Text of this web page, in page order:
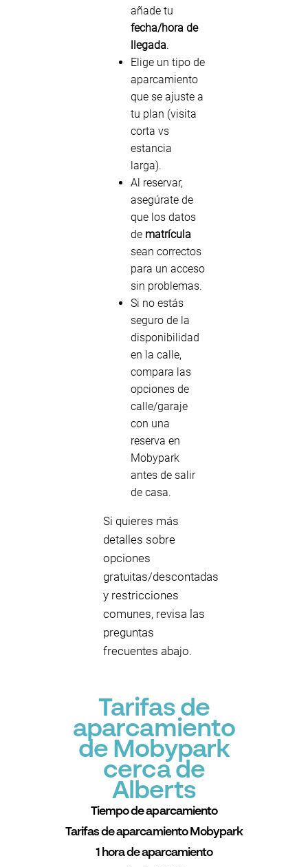
añade tu
fecha/hora de
llegada.
Elige un tipo de
aparcamiento
que se ajuste a
tu plan (visita
corta vs
estancia
larga).
Al reservar,
asegúrate de
que los datos
de matrícula
sean correctos
para un acceso
sin problemas.
Si no estás
seguro de la
disponibilidad
en la calle,
compara las
opciones de
calle/garaje
con una
reserva en
Mobypark
antes de salir
de casa.
Si quieres más
detalles sobre
opciones
gratuitas/descontadas
y restricciones
comunes, revisa las
preguntas
frecuentes abajo.
Tarifas de
aparcamiento
de Mobypark
cerca de
Alberts
Tiempo de aparcamiento
Tarifas de aparcamiento Mobypark
1 hora de aparcamiento